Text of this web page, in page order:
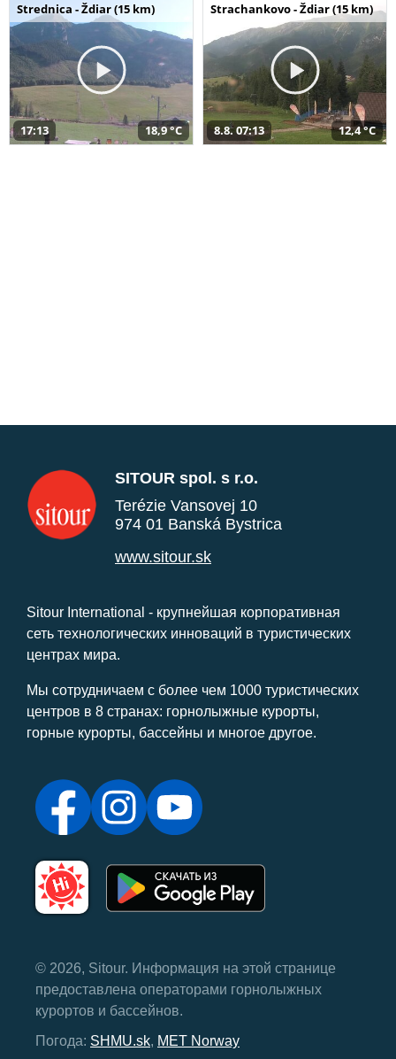
Strednica - Ždiar (15 km)
17:13 18,9 °C
Strachankovo - Ždiar (15 km)
8.8. 07:13 12,4 °C
SITOUR spol. s r.o.
Terézie Vansovej 10
974 01 Banská Bystrica
www.sitour.sk
Sitour International - крупнейшая корпоративная
сеть технологических инноваций в туристических
центрах мира.
Мы сотрудничаем с более чем 1000 туристических
центров в 8 странах: горнолыжные курорты,
горные курорты, бассейны и многое другое.
© 2026, Sitour. Информация на этой странице
предоставлена ​​операторами горнолыжных
курортов и бассейнов.
Погода: SHMU.sk, MET Norway